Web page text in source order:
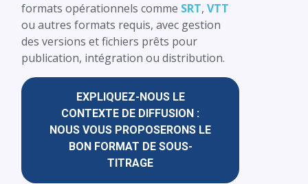
formats opérationnels comme SRT, VTT
ou autres formats requis, avec gestion
des versions et fichiers prêts pour
publication, intégration ou distribution.
EXPLIQUEZ-NOUS LE
CONTEXTE DE DIFFUSION :
NOUS VOUS PROPOSERONS LE
BON FORMAT DE SOUS-
TITRAGE